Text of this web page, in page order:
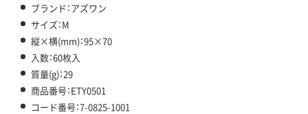
ブランド：アズワン
サイズ：M
縦×横(mm)：95×70
入数：60枚入
質量(g)：29
商品番号：ETY0501
コード番号：7-0825-1001